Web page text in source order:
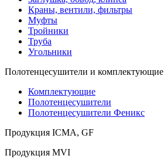
Краны, вентили, фильтры
Муфты
Тройники
Труба
Угольники
Полотенцесушители и комплектующие
Комплектующие
Полотенцесушители
Полотенцесушители Феникс
Продукция ICMA, GF
Продукция MVI